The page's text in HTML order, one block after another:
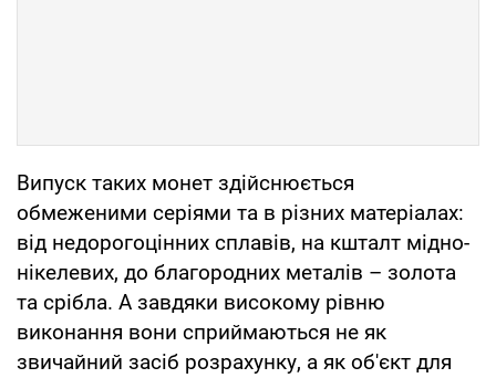
Випуск таких монет здійснюється
обмеженими серіями та в різних матеріалах:
від недорогоцінних сплавів, на кшталт мідно-
нікелевих, до благородних металів – золота
та срібла. А завдяки високому рівню
виконання вони сприймаються не як
звичайний засіб розрахунку, а як об'єкт для